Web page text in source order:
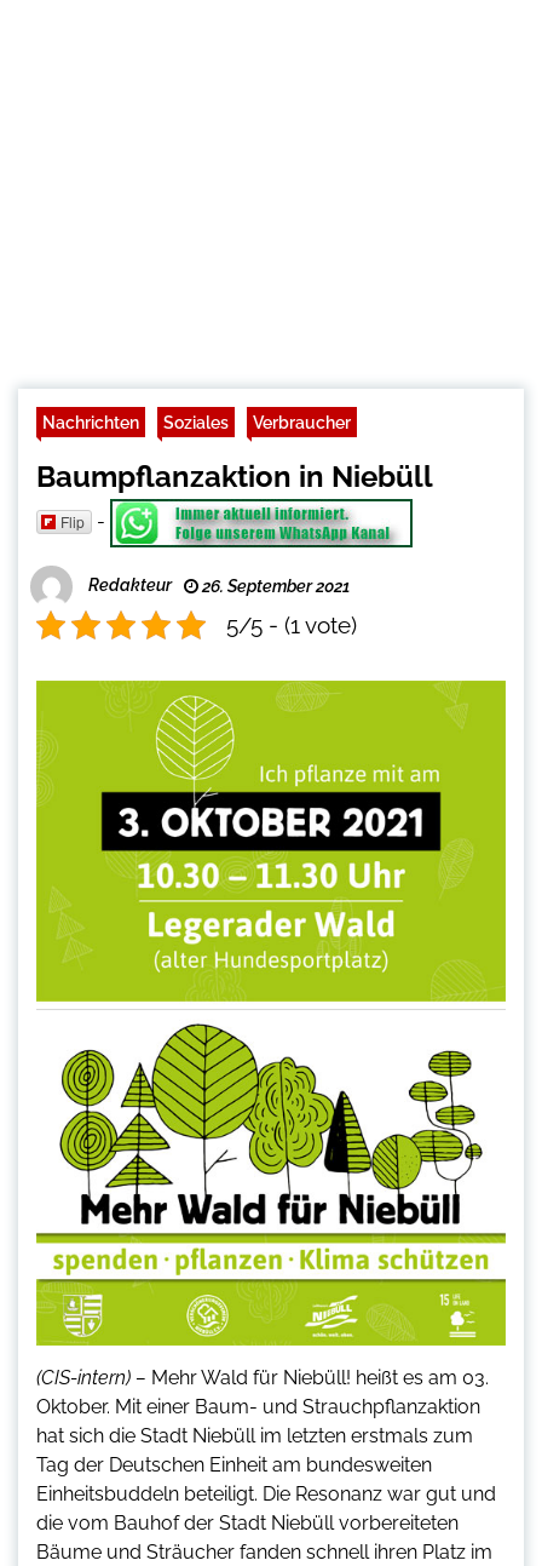
Nachrichten Soziales Verbraucher
Baumpflanzaktion in Niebüll
Flip -
Redakteur 26. September 2021
5/5 - (1 vote)
(CIS-intern) – Mehr Wald für Niebüll! heißt es am 03.
Oktober. Mit einer Baum- und Strauchpflanzaktion
hat sich die Stadt Niebüll im letzten erstmals zum
Tag der Deutschen Einheit am bundesweiten
Einheitsbuddeln beteiligt. Die Resonanz war gut und
die vom Bauhof der Stadt Niebüll vorbereiteten
Bäume und Sträucher fanden schnell ihren Platz im